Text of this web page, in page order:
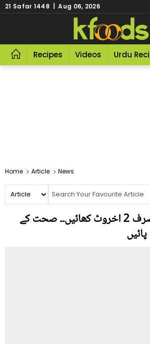
21 Safar 1448 | Aug 06, 2026
Recipes Videos Urdu
Home Article News
صبح خالی پیٹ صرف 2 اخروٹ کھائیں۔۔ صحت کے